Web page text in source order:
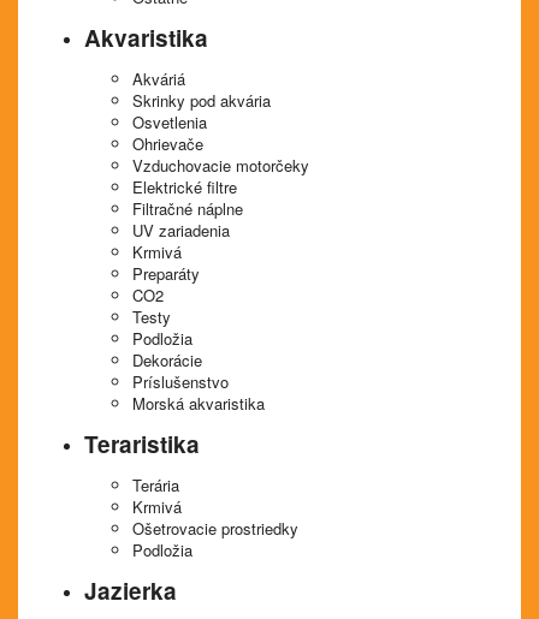
Akvaristika
Akváriá
Skrinky pod akvária
Osvetlenia
Ohrievače
Vzduchovacie motorčeky
Elektrické filtre
Filtračné náplne
UV zariadenia
Krmivá
Preparáty
CO2
Testy
Podložia
Dekorácie
Príslušenstvo
Morská akvaristika
Teraristika
Terária
Krmivá
Ošetrovacie prostriedky
Podložia
Jazierka